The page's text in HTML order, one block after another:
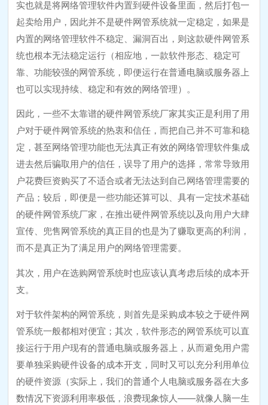
实也就是将网络管理软件内置到硬件设备里面，然后打包一
起卖给用户，因此并不是硬件网管系统就一定稳定，如果是
内置的网络管理软件不稳定、漏洞百出，则这款硬件网管系
统也根本无法稳定运行（相应地，一款软件形态、稳定可
靠、功能较强的网管系统，即便运行在普通电脑或服务器上
也可以实现持续、稳定和有效的网络管理）。
因此，一些不太靠谱的硬件网管系统厂家其实正是利用了用
户对于硬件网管系统的热衷和信任，而把自己并不可靠和稳
定，甚至网络管理功能也无法真正有效的网络管理软件集成
进去然后骗取用户的信任，误导了用户的选择，常常导致用
户花费巨资购买了不适合或者无法达到自己网络管理需要的
产品；较后，即便是一些功能还算可以、具有一定技术基础
的硬件网管系统厂家，在推出硬件网管系统以及向用户大肆
宣传、兜售网管系统的真正目的也是为了赚取更高的利润，
而不是真正为了满足用户的网络管理需要。
其次，用户在选购网管系统时也应该认真考虑后续的成本开
支。
对于软件架构的网管系统，则首先是采购成本较之于硬件网
管系统一般都相对便宜；其次，软件形态的网管系统可以直
接运行于用户现有的普通电脑或服务器上，从而避免用户需
要单独采购硬件设备的成本开支，同时又可以充分利用单位
的硬件资源（实际上，我们的普通个人电脑或服务器在大多
数情况下资源利用率极低，浪费现象惊人——就像人脑一生